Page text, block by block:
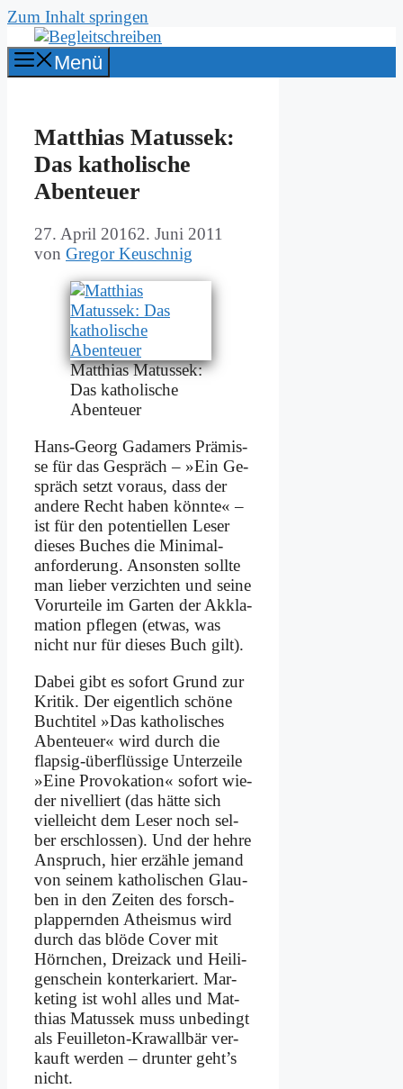
Zum Inhalt springen
Menü
Mat­thi­as Ma­tus­sek:
Das ka­tho­li­sche
Aben­teu­er
27. April 20162. Juni 2011
von Gregor Keuschnig
Mat­thi­as Ma­tus­sek:
Das ka­tho­li­sche
Aben­teu­er
Hans-Ge­org Ga­da­mers Prä­mis­
se für das Ge­spräch – »Ein Ge­
spräch setzt vor­aus, dass der
an­de­re Recht ha­ben könn­te« –
ist für den po­ten­ti­el­len Le­ser
die­ses Bu­ches die Minimal­
anforderung. An­son­sten soll­te
man lie­ber ver­zich­ten und sei­ne
Vor­ur­tei­le im Gar­ten der Ak­kla­
ma­ti­on pfle­gen (et­was, was
nicht nur für die­ses Buch gilt).
Da­bei gibt es so­fort Grund zur
Kri­tik. Der ei­gent­lich schö­ne
Buch­ti­tel »Das ka­tho­li­sches
Aben­teu­er« wird durch die
flap­sig-über­flüs­si­ge Un­ter­zei­le
»Ei­ne Pro­vo­ka­ti­on« so­fort wie­
der ni­vel­liert (das hät­te sich
viel­leicht dem Le­ser noch sel­
ber er­schlos­sen). Und der heh­re
An­spruch, hier er­zäh­le je­mand
von sei­nem ka­tho­li­schen Glau­
ben in den Zei­ten des forsch-
plap­pern­den Athe­is­mus wird
durch das blö­de Co­ver mit
Hörn­chen, Drei­zack und Hei­li­
gen­schein kon­ter­ka­riert. Mar­
ke­ting ist wohl al­les und Mat­
thi­as Ma­tus­sek muss un­be­dingt
als Feuil­le­ton-Kra­wall­bär ver­
kauft wer­den – drun­ter geht’s
nicht.